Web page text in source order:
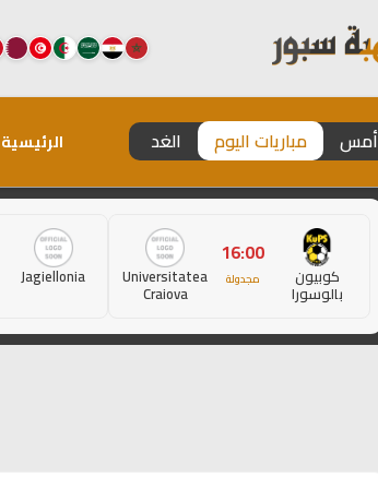
أمس مباريات اليوم الغد الرئيسية
كوبيون
بالوسورا
16:00
مجدولة Universitatea
Craiova
Jagiellonia